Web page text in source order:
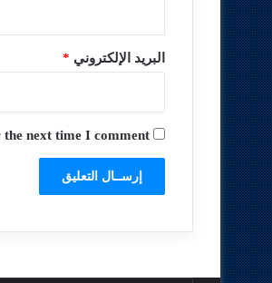
البريد الإلكتروني *
next time I comment.